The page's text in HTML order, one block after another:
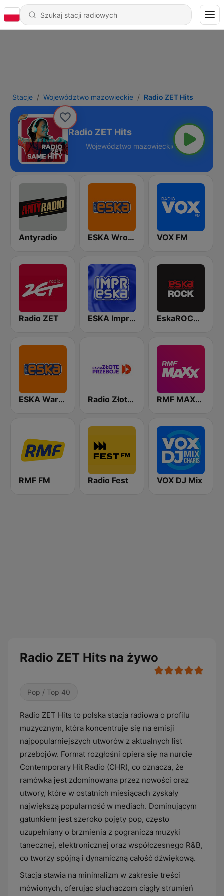
Stacje Województwo mazowieckie Radio ZET Hits
Radio ZET Hits
- DAB
Antyradio ESKA Wrocław VOX FM
Radio ZET ESKA Impreska EskaROCK Warszawa
ESKA Warszawa Radio Złote Przeboje RMF MAXXX
RMF FM Radio Fest VOX DJ Mix
Radio ZET Hits na żywo
Pop / Top 40
Radio ZET Hits to polska stacja radiowa o profilu
muzycznym, która koncentruje się na emisji
najpopularniejszych utworów z aktualnych list
przebojów. Format rozgłośni opiera się na nurcie
Contemporary Hit Radio (CHR), co oznacza, że
ramówka jest zdominowana przez nowości oraz
utwory, które w ostatnich miesiącach zyskały
największą popularność w mediach. Dominującym
gatunkiem jest szeroko pojęty pop, często
uzupełniany o brzmienia z pogranicza muzyki
tanecznej, elektronicznej oraz współczesnego R&B,
co tworzy spójną i dynamiczną całość dźwiękową.
Stacja stawia na minimalizm w zakresie treści
mówionych, oferując słuchaczom ciągły strumień